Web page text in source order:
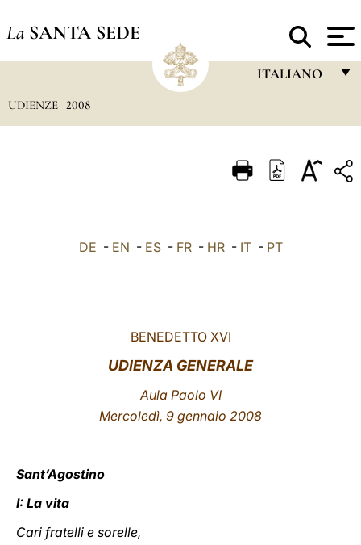
La SANTA SEDE
ITALIANO
ITALIANO
UDIENZE 2008
DE - EN - ES- FR- HR- IT- PT
BENEDETTO XVI
UDIENZA GENERALE
Aula Paolo VI
Mercoledì, 9 gennaio 2008
Sant’Agostino
I: La vita
Cari fratelli e sorelle,